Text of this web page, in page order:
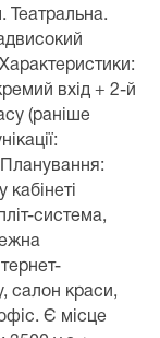
Театральна.
вхід + 2-й
(раніше
Планування:
система,
салон краси,
Є місце